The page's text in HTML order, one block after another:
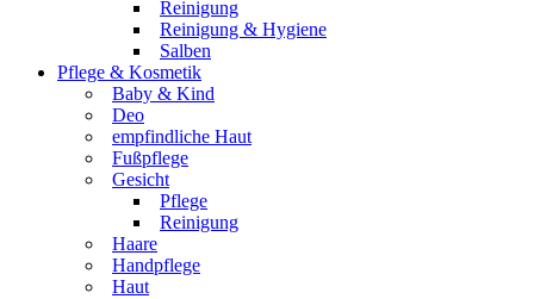
Reinigung
Reinigung & Hygiene
Salben
Pflege & Kosmetik
Baby & Kind
Deo
empfindliche Haut
Fußpflege
Gesicht
Pflege
Reinigung
Haare
Handpflege
Haut